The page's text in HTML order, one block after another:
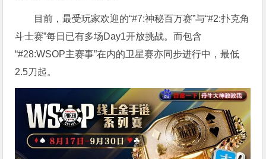
目前，最受玩家欢迎的“#7:神秘百万赛”与“#2:扑克角
斗士赛”每日已有多场Day1开放挑战。而包含
“#28:WSOP主赛事”在内的卫星赛亦同步进行中，最低
2.5刀起。